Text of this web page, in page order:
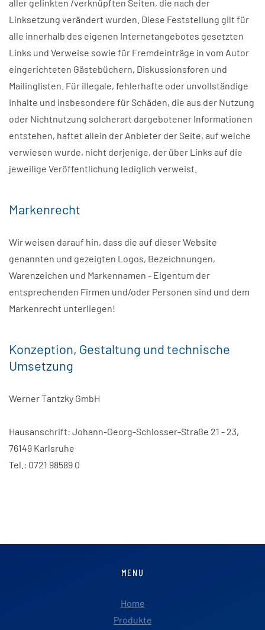
aller gelinkten /verknüpften Seiten, die nach der
Linksetzung verändert wurden. Diese Feststellung gilt für
alle innerhalb des eigenen Internetangebotes gesetzten
Links und Verweise sowie für Fremdeinträge in vom Autor
eingerichteten Gästebüchern, Diskussionsforen und
Mailinglisten. Für illegale, fehlerhafte oder unvollständige
Inhalte und insbesondere für Schäden, die aus der Nutzung
oder Nichtnutzung solcherart dargebotener Informationen
entstehen, haftet allein der Anbieter der Seite, auf welche
verwiesen wurde, nicht derjenige, der über Links auf die
jeweilige Veröffentlichung lediglich verweist.
Markenrecht
Wir weisen darauf hin, dass die auf dieser Website
genannten und gezeigten Logos, Bezeichnungen,
Warenzeichen und Markennamen - Eigentum der
entsprechenden Firmen und/oder Personen sind und dem
Markenrecht unterliegen!
Konzeption, Gestaltung und technische
Umsetzung
Werner Tantzky GmbH
Hausanschrift: Johann-Georg-Schlosser-Straße 21 - 23,
76149 Karlsruhe
Tel.: 0721 98589 0
MENU
Home
Produkte